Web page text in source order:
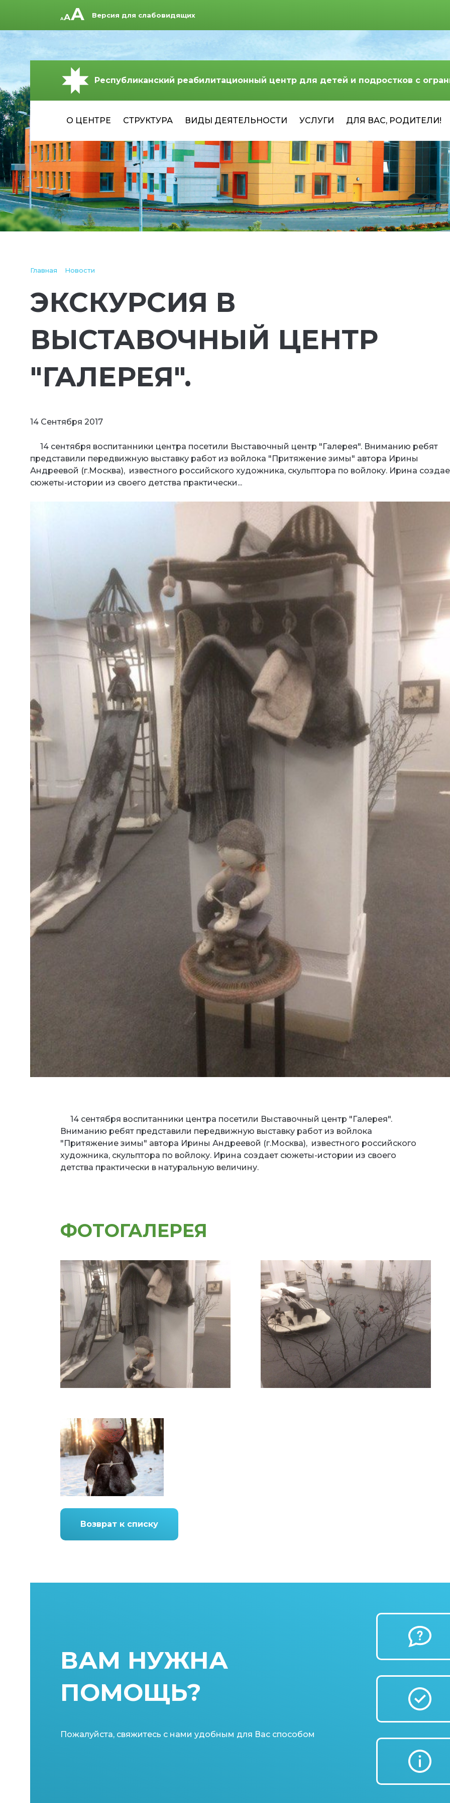
Версия для слабовидящих
Республиканский реабилитационный центр для детей и подростков с
О ЦЕНТРЕ СТРУКТУРА ВИДЫ ДЕЯТЕЛЬНОСТИ УСЛУГИ ДЛЯ ВАС, РОДИТЕЛИ!
Главная Новости
ЭКСКУРСИЯ В
ВЫСТАВОЧНЫЙ ЦЕНТР
"ГАЛЕРЕЯ".
14 Сентября 2017
14 сентября воспитанники центра посетили Выставочный центр "Галерея". Вниманию ребят
представили передвижную выставку работ из войлока "Притяжение зимы" автора Ирины
Андреевой (г.Москва), известного российского художника, скульптора по войлоку. Ирина
сюжеты-истории из своего детства практически...
14 сентября воспитанники центра посетили Выставочный центр "Галерея".
Вниманию ребят представили передвижную выставку работ из войлока
"Притяжение зимы" автора Ирины Андреевой (г.Москва), известного российского
художника, скульптора по войлоку. Ирина создает сюжеты-истории из своего
детства практически в натуральную величину.
ФОТОГАЛЕРЕЯ
Возврат к списку
ВАМ НУЖНА
ПОМОЩЬ?
Пожалуйста, свяжитесь с нами удобным для Вас способом